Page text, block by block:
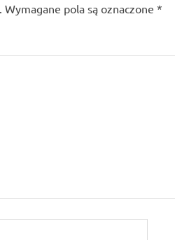
Wymagane pola są oznaczone *